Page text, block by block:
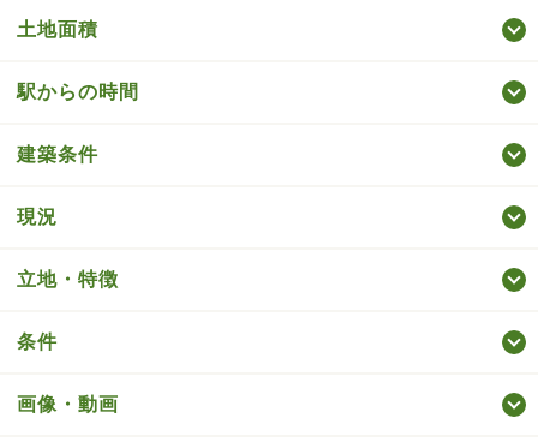
土地面積
駅からの時間
建築条件
現況
立地・特徴
条件
画像・動画